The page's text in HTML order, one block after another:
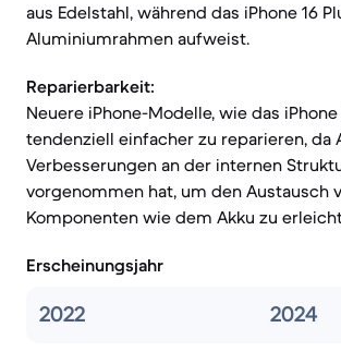
aus Edelstahl, während das iPhone 16
Aluminiumrahmen aufweist.
Reparierbarkeit:
Neuere iPhone-Modelle, wie das iPhone
tendenziell einfacher zu reparieren, da
Verbesserungen an der internen
vorgenommen hat, um den Austausch
Komponenten wie dem Akku zu
Erscheinungsjahr
2022 2024